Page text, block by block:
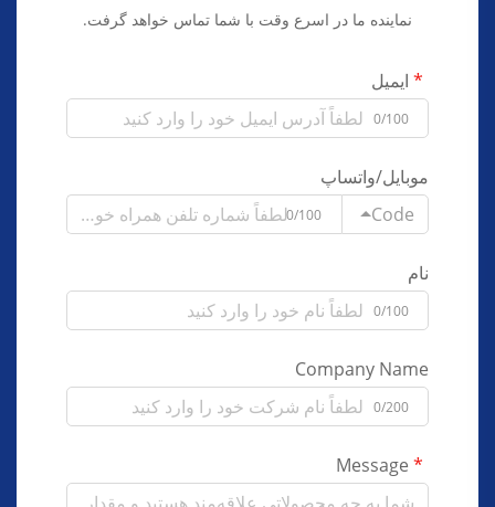
نماینده ما در اسرع وقت با شما تماس خواهد گرفت.
ایمیل
0/100
موبایل/واتساپ
Code
0/100
نام
0/100
Company Name
0/200